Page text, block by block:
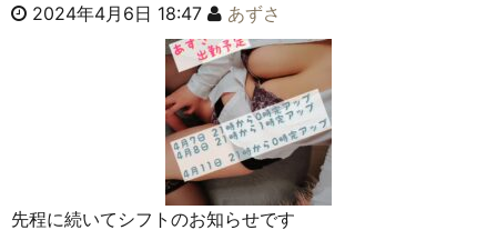
2024年4月6日 18:47 あずさ
先程に続いてシフトのお知らせです